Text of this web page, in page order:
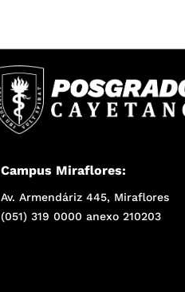
Campus Miraflores:
Av. Armendáriz 445, Miraflores
(051) 319 0000 anexo 210203